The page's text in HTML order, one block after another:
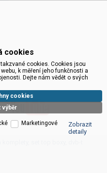
cookies
cookies. Cookies jsou
k měření jeho funkčnosti a
Dejte nám vědět o svých
výběr
cookies
Marketingové
Zobrazit
detaily